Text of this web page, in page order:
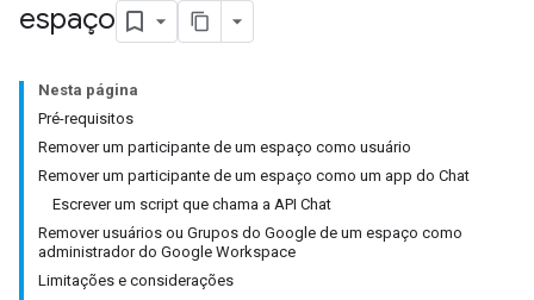
espaço
Nesta página
Pré-requisitos
Remover um participante de um espaço como usuário
Remover um participante de um espaço como um app do Chat
Escrever um script que chama a API Chat
Remover usuários ou Grupos do Google de um espaço como
administrador do Google Workspace
Limitações e considerações